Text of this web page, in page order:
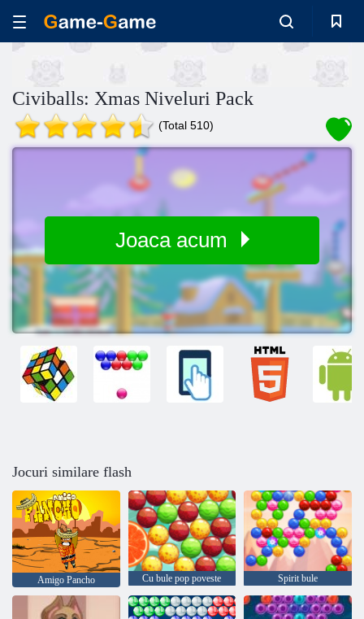
Civiballs: Xmas Niveluri Pack
(Total 510)
Joaca acum
Jocuri similare flash
Amigo Pancho Cu bule pop poveste Spirit bule